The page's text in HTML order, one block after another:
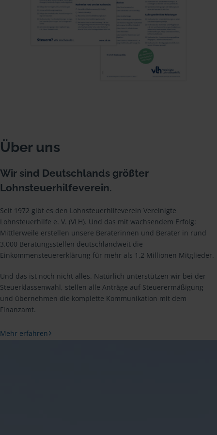
Über uns
Wir sind Deutschlands größter
Lohnsteuerhilfeverein.
Seit 1972 gibt es den Lohnsteuerhilfeverein Vereinigte
Lohnsteuerhilfe e. V. (VLH). Und das mit wachsendem Erfolg:
Mittlerweile erstellen unsere Beraterinnen und Berater in rund
3.000 Beratungsstellen deutschlandweit die
Einkommensteuererklärung für mehr als 1,2 Millionen Mitglieder.
Und das ist noch nicht alles. Natürlich unterstützen wir bei der
Steuerklassenwahl, stellen alle Anträge auf Steuerermäßigung
und übernehmen die komplette Kommunikation mit dem
Finanzamt.
Mehr erfahren